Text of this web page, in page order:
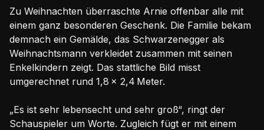
Zu Weihnachten überraschte Arnie offenbar alle mit
einem ganz besonderen Geschenk. Die Familie bekam
demnach ein Gemälde, das Schwarzenegger als
Weihnachtsmann verkleidet zusammen mit seinen
Enkelkindern zeigt. Das stattliche Bild misst
umgerechnet rund 1,8 x 2,4 Meter.
„Es ist sehr lebensecht und sehr groß“, ringt der
Schauspieler um Worte. Zugleich fügt er mit einem